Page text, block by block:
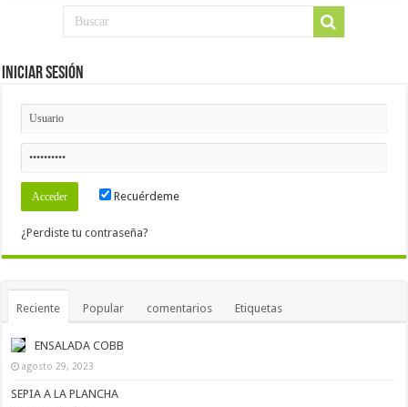
Iniciar Sesión
Recuérdeme
¿Perdiste tu contraseña?
Reciente Popular comentarios Etiquetas
ENSALADA COBB
agosto 29, 2023
SEPIA A LA PLANCHA